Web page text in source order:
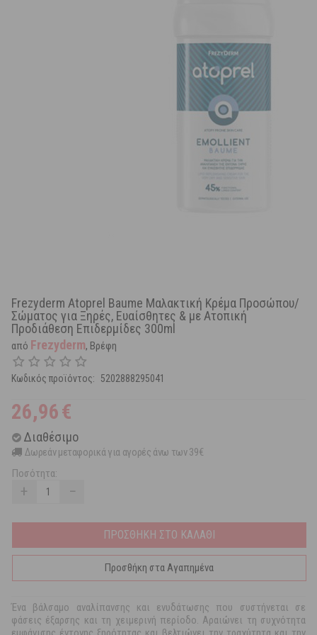
Frezyderm Atoprel Baume Μαλακτική Κρέμα Προσώπου/
Σώματος για Ξηρές, Ευαίσθητες & με Ατοπική
Προδιάθεση Επιδερμίδες 300ml
από Frezyderm, Βρέφη
Κωδικός προϊόντος: 5202888295041
26,96€
Διαθέσιμο
Δωρεάν μεταφορικά για αγορές άνω των 39€
Ποσότητα:
+ −
ΠΡΟΣΘΗΚΗ ΣΤΟ ΚΑΛΑΘΙ
Προσθήκη στα Αγαπημένα
Ένα βάλσαμο αναλίπανσης και ενυδάτωσης που συστήνεται σε
φάσεις έξαρσης και τη χειμερινή περίοδο. Αραιώνει τη συχνότητα